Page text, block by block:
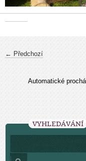
← Předchozí
Automatické
VYHLEDÁVÁNÍ